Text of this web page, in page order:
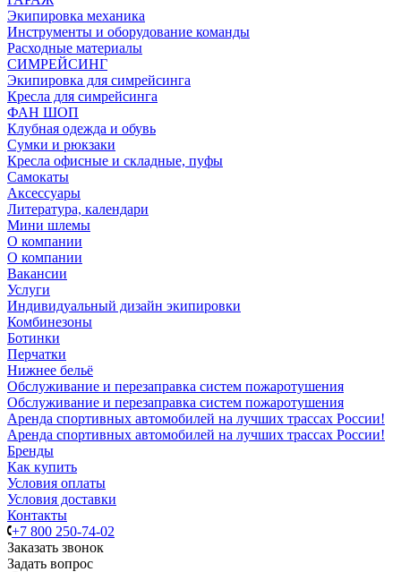
Экипировка механика
Инструменты и оборудование команды
Расходные материалы
СИМРЕЙСИНГ
Экипировка для симрейсинга
Кресла для симрейсинга
ФАН ШОП
Клубная одежда и обувь
Сумки и рюкзаки
Кресла офисные и складные, пуфы
Самокаты
Аксессуары
Литература, календари
Мини шлемы
О компании
О компании
Вакансии
Услуги
Индивидуальный дизайн экипировки
Комбинезоны
Ботинки
Перчатки
Нижнее бельё
Обслуживание и перезаправка систем пожаротушения
Обслуживание и перезаправка систем пожаротушения
Аренда спортивных автомобилей на лучших трассах России!
Аренда спортивных автомобилей на лучших трассах России!
Бренды
Как купить
Условия оплаты
Условия доставки
Контакты
+7 800 250-74-02
Заказать звонок
Задать вопрос